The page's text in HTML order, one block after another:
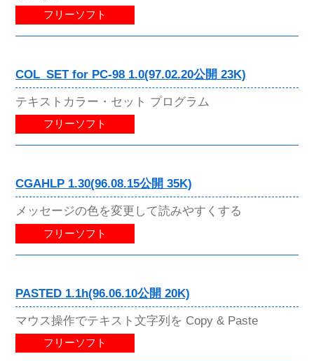
フリーソフト
COL_SET for PC-98 1.0(97.02.20公開 23K)
テキストカラー・セット プログラム
フリーソフト
CGAHLP 1.30(96.08.15公開 35K)
メッセージの色を変更して読みやすくする
フリーソフト
PASTED 1.1h(96.06.10公開 20K)
マウス操作でテキスト文字列を Copy & Paste
フリーソフト